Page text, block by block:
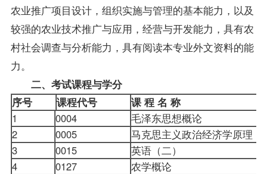
农业推广项目设计，组织实施与管理的基本能力，以及
较强的农业技术推广与应用，经营与开发能力，具有农
村社会调查与分析能力，具有阅读本专业外文资料的能
力。
二、考试课程与学分
序号
课程代号
课 程 名 称
1
0004
毛泽东思想概论
2
0005
马克思主义政治经济学原理
3
0015
英语（二）
4
0127
农学概论